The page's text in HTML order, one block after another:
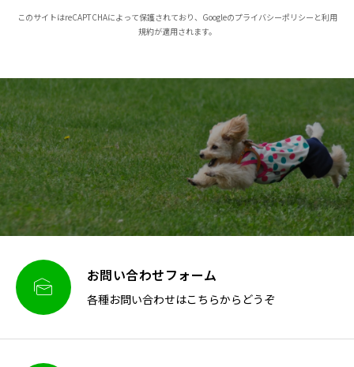
このサイトはreCAPTCHAによって保護されており、Googleのプライバシーポリシーと利用
規約が適用されます。
 お問い合わせフォーム
各種お問い合わせはこちらからどうぞ